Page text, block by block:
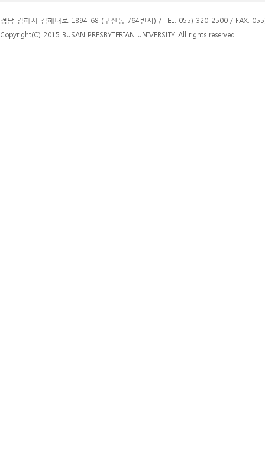
경남 김해시 김해대로 1894-68 (구산동 764번지) / TEL. 055) 320-2500 / FAX.
Copyright(C) 2015 BUSAN PRESBYTERIAN UNIVERSITY. All rights reserved.